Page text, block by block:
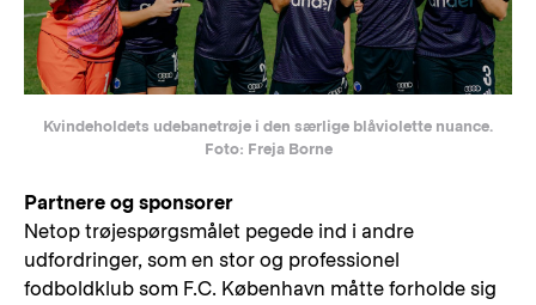
Kvindeholdets udebanetrøje i den særlige blåviolette nuance.
Foto: Freja Borne
Partnere og sponsorer
Netop trøjespørgsmålet pegede ind i andre
udfordringer, som en stor og professionel
fodboldklub som F.C. København måtte forholde sig